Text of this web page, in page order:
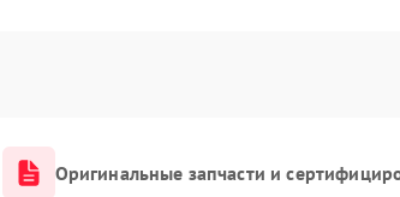
Оригинальные запчасти и